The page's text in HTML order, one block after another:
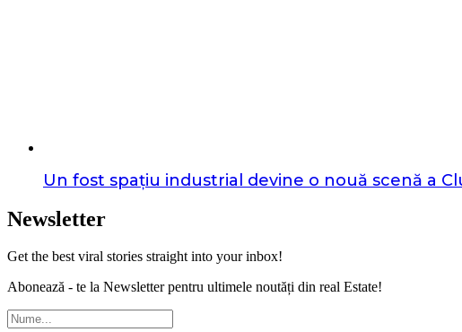
Un fost spațiu industrial devine o nouă scenă a
Newsletter
Get the best viral stories straight into your inbox!
Abonează - te la Newsletter pentru ultimele noutăți din real Estate!